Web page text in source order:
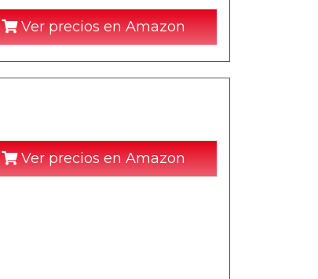
Ver precios en Amazon
Ver precios en Amazon